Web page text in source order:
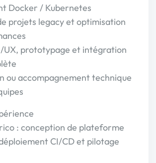
Docker / Kubernetes
projets legacy et optimisation
UX, prototypage et intégration
ou accompagnement technique
: conception de plateforme
CI/CD et pilotage